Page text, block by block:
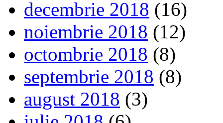
decembrie 2018 (16)
noiembrie 2018 (12)
octombrie 2018 (8)
septembrie 2018 (8)
august 2018 (3)